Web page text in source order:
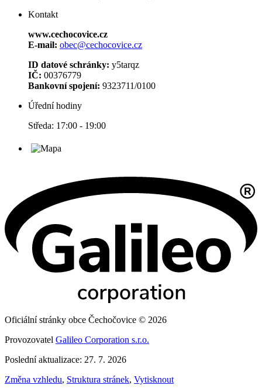
Kontakt
www.cechocovice.cz
E-mail: obec@cechocovice.cz
ID datové schránky: y5tarqz
IČ: 00376779
Bankovní spojení: 9323711/0100
Úřední hodiny
Středa: 17:00 - 19:00
Oficiální stránky obce Čechočovice © 2026
Provozovatel Galileo Corporation s.r.o.
Poslední aktualizace: 27. 7. 2026
Změna vzhledu, Struktura stránek, Vytisknout